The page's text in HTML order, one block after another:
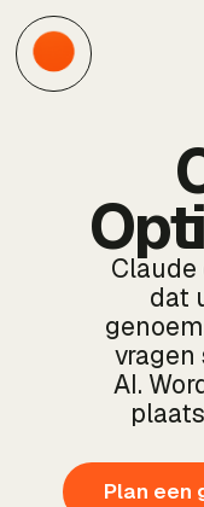
dat
vragen
AI.
Plan een